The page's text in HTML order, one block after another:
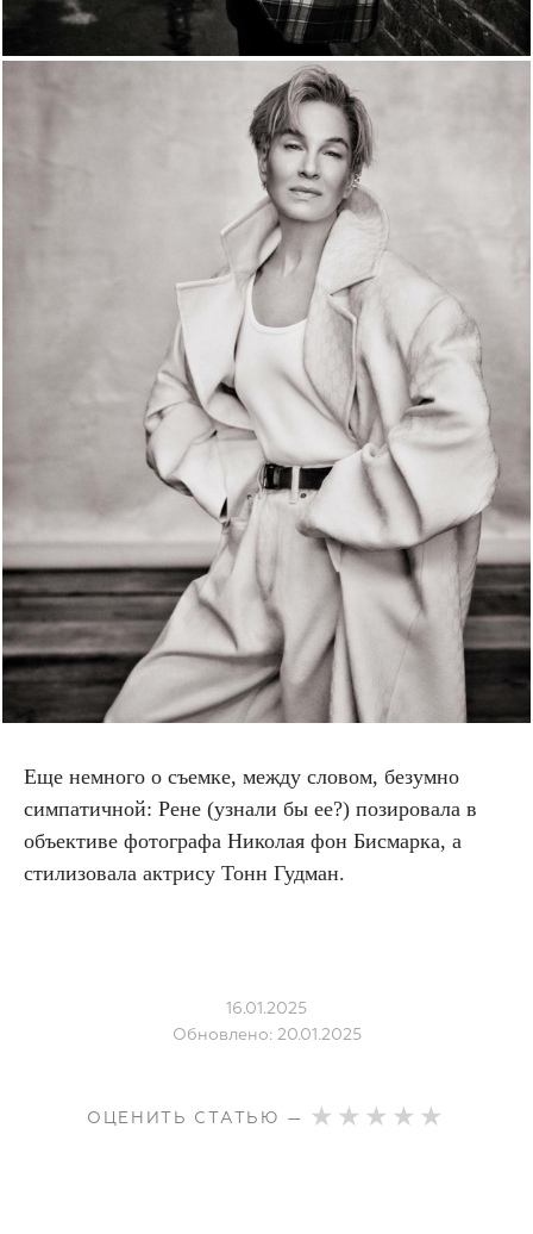
Еще немного о съемке, между словом, безумно
симпатичной: Рене (узнали бы ее?) позировала в
объективе фотографа Николая фон Бисмарка, а
стилизовала актрису Тонн Гудман.
16.01.2025
Обновлено: 20.01.2025
ОЦЕНИТЬ СТАТЬЮ —